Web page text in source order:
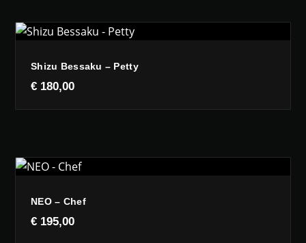
Shizu Bessaku – Petty
€ 180,00
NEO – Chef
€ 195,00